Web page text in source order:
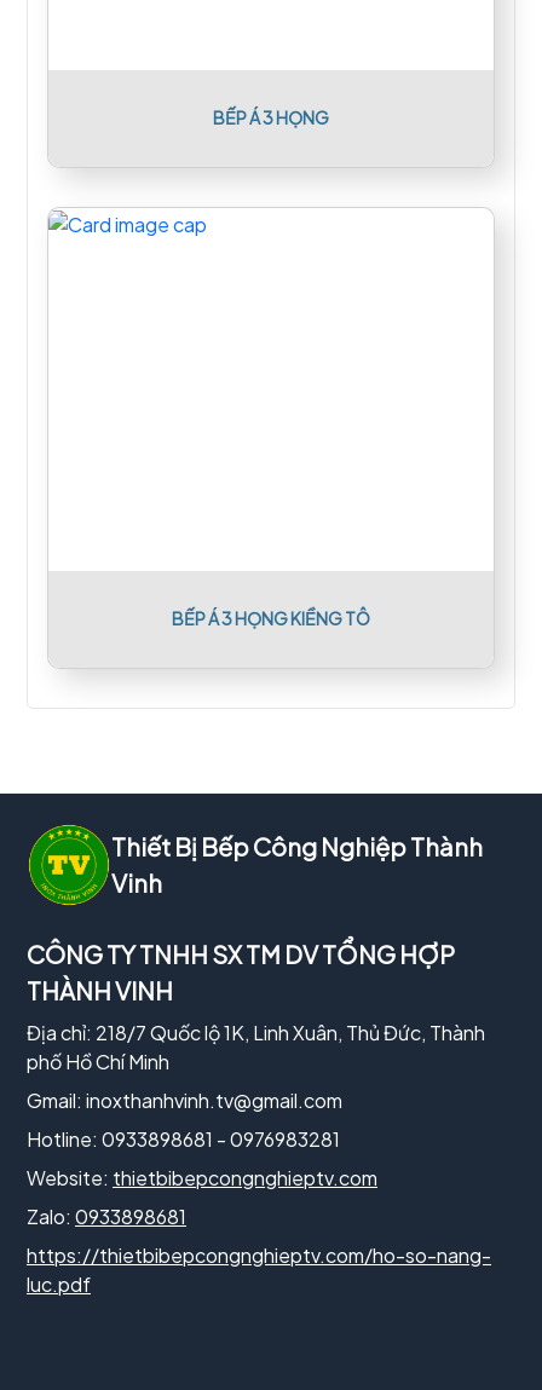
BẾP Á 3 HỌNG
BẾP Á 3 HỌNG KIỀNG TÔ
Thiết Bị Bếp Công Nghiệp Thành
Vinh
CÔNG TY TNHH SX TM DV TỔNG HỢP
THÀNH VINH
Địa chỉ: 218/7 Quốc lộ 1K, Linh Xuân, Thủ Đức, Thành
phố Hồ Chí Minh
Gmail: inoxthanhvinh.tv@gmail.com
Hotline: 0933898681 - 0976983281
Website: thietbibepcongnghieptv.com
Zalo: 0933898681
https://thietbibepcongnghieptv.com/ho-so-nang-
luc.pdf